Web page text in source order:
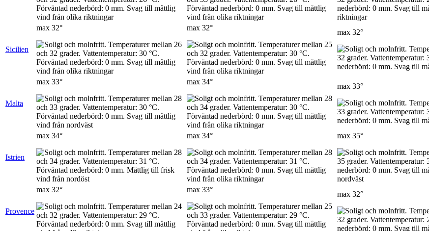
Sicilien
max 32° max 32°
max 32°
Malta
max 33° max 34°
max 33°
Istrien
max 34° max 34° max 35°
Provence
max 32° max 33°
max 32°